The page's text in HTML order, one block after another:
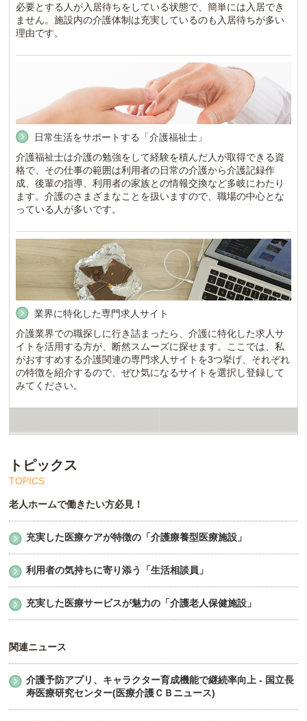
必要とする人が入居待ちをしている状態で、簡単には入居でき
ません。施設内の介護体制は充実しているのも入居待ちが多い
理由です。
日常生活をサポートする「介護福祉士」
介護福祉士は介護の勉強をして経験を積んだ人が取得できる資
格で、その仕事の範囲は利用者の日常の介護から介護記録作
成、後輩の指導、利用者の家族との情報交換など多岐にわたり
ます。介護のさまざまなことを扱いますので、職場の中心とな
っている人が多いです。
業界に特化した専門求人サイト
介護業界での職探しに行き詰まったら、介護に特化した求人サ
イトを活用する方が、断然スムーズに探せます。ここでは、私
がおすすめする介護関連の専門求人サイトを3つ挙げ、それぞれ
の特徴を紹介するので、ぜひ気になるサイトを選択し登録して
みてください。
トピックス
老人ホームで働きたい方必見！
充実した医療ケアが特徴の「介護療養型医療施設」
利用者の気持ちに寄り添う「生活相談員」
充実した医療サービスが魅力の「介護老人保健施設」
関連ニュース
介護予防アプリ、キャラクター育成機能で継続率向上 - 国立長
寿医療研究センター(医療介護ＣＢニュース)